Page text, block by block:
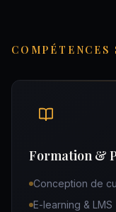
COMPÉTENCES
Formation &
Conception de
E-learning & LMS